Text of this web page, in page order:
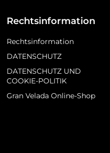
Rechtsinformation
Rechtsinformation
DATENSCHUTZ
DATENSCHUTZ UND
COOKIE-POLITIK
Gran Velada Online-Shop